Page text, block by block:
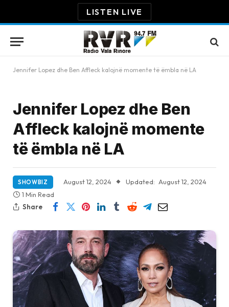
LISTEN LIVE
Jennifer Lopez dhe Ben Affleck kalojnë momente të ëmbla në LA
Jennifer Lopez dhe Ben
Affleck kalojnë momente
të ëmbla në LA
SHOWBIZ August 12, 2024 Updated: August 12, 2024
1 Min Read
Share